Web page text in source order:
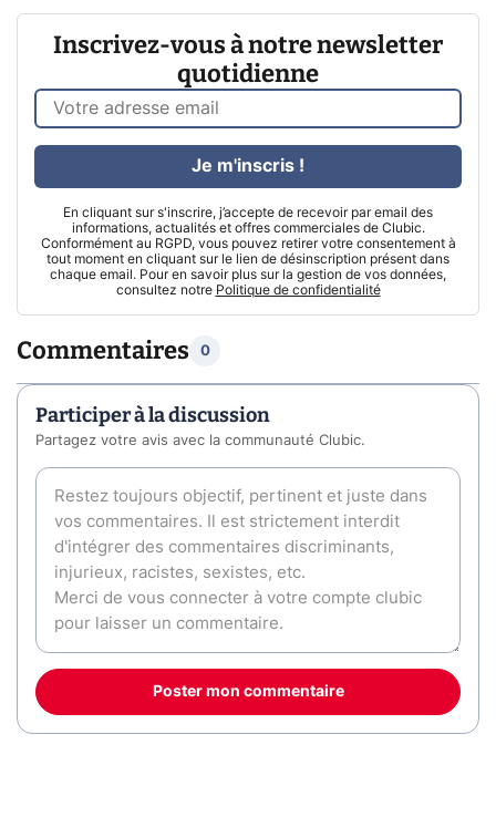
Inscrivez-vous à notre newsletter
quotidienne
En cliquant sur s'inscrire, j’accepte de recevoir par email des
informations, actualités et offres commerciales de Clubic.
Conformément au RGPD, vous pouvez retirer votre consentement à
tout moment en cliquant sur le lien de désinscription présent dans
chaque email. Pour en savoir plus sur la gestion de vos données,
consultez notre Politique de confidentialité
Je m'inscris !
Commentaires 0
Participer à la discussion
Partagez votre avis avec la communauté Clubic.
Poster mon commentaire